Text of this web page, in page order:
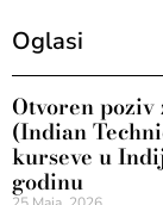
Oglasi
Otvoren poziv
(Indian
kurseve u
godinu